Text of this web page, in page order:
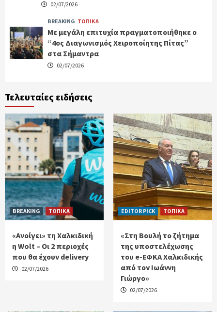
02/07/2026
BREAKING ΤΟΠΙΚΑ
Με μεγάλη επιτυχία πραγματοποιήθηκε ο
“4ος Διαγωνισμός Χειροποίητης Πίτας”
στα Σήμαντρα
02/07/2026
Τελευταίες ειδήσεις
BREAKING ΤΟΠΙΚΑ
«Ανοίγει» τη Χαλκιδική
η Wolt – Οι 2 περιοχές
που θα έχουν delivery
02/07/2026
EDITOR PICK ΤΟΠΙΚΑ
«Στη Βουλή το ζήτημα
της υποστελέχωσης
του e-ΕΦΚΑ Χαλκιδικής
από τον Ιωάννη
Γιώργο»
02/07/2026